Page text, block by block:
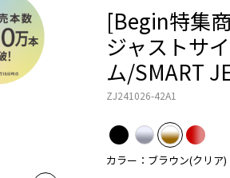
[Begin特集
ジャストサ
ム/SMART
ZJ241026-42A1
カラー：ブラウン(クリア)